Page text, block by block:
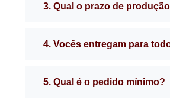
3. Qual o prazo de
4. Vocês entregam para
5. Qual é o pedido mínimo?